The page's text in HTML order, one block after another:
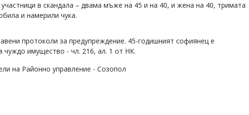
в скандала – двама мъже на 45 и на 40, и жена на 40, тримата
и намерили чука.
протоколи за предупреждение. 45-годишният софиянец е
имущество - чл. 216, ал. 1 от НК.
на Районно управление - Созопол